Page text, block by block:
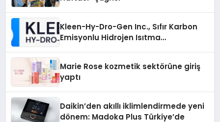
Kleen-Hy-Dro-Gen Inc., Sıfır Karbon
Emisyonlu Hidrojen Isıtma
Marie Rose kozmetik sektörüne giriş
yaptı
Daikin’den akıllı iklimlendirmede yeni
dönem: Madoka Plus Türkiye’de